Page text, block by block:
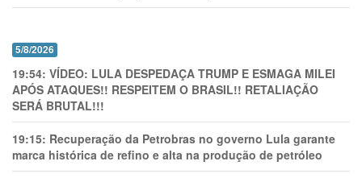
5/8/2026
19:54: VÍDEO: LULA DESPEDAÇA TRUMP E ESMAGA MILEI
APÓS ATAQUES!! RESPEITEM O BRASIL!! RETALIAÇÃO
SERÁ BRUTAL!!!
19:15: Recuperação da Petrobras no governo Lula garante
marca histórica de refino e alta na produção de petróleo